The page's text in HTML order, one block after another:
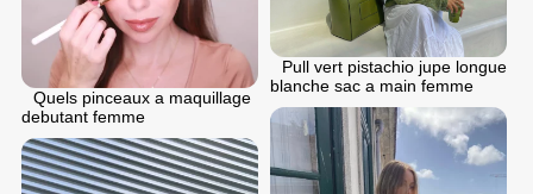
Pull vert pistachio jupe longue
blanche sac a main femme
Quels pinceaux a maquillage
debutant femme